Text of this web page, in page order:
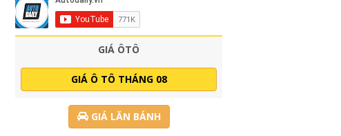
GIÁ ÔTÔ
GIÁ Ô TÔ THÁNG 08
GIÁ LĂN BÁNH